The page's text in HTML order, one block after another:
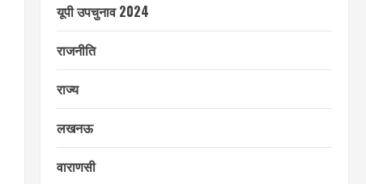
यूपी उपचुनाव 2024
राजनीति
राज्य
लखनऊ
वाराणसी